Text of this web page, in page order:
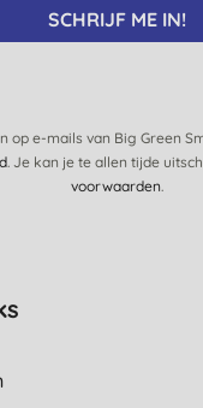
O. D. B.,
22-3-2018
SCHRIJF ME IN!
op e-mails van Big Green
. Je kan je te allen tijde
voorwaarden.